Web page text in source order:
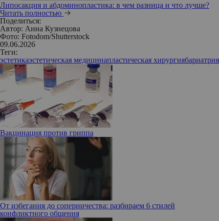
Липосакция и абдоминопластика: в чем разница и что лучше?
Читать полностью
Поделиться:
Автор: Анна Кузнецова
Фото: Fotodom/Shutterstock
09.06.2026
Теги:
эстетикаэстетическая медицинапластическая хирургиябариатрия
Вакцинация против гриппа
От избегания до соперничества: разбираем 6 стилей
конфликтного общения